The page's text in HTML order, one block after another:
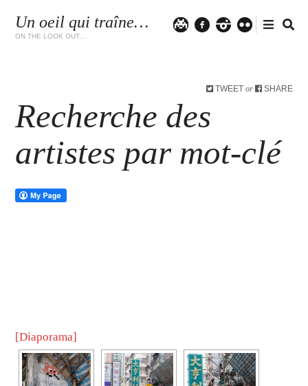
Un oeil qui traîne…
ON THE LOOK OUT…
TWEET or SHARE
Recherche des
artistes par mot-clé
[Diaporama]